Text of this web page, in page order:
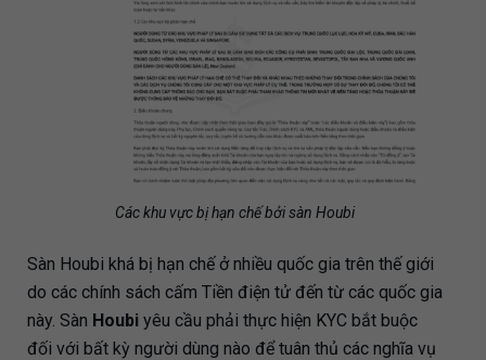
Các khu vực bị hạn chế bởi sàn Houbi
Sàn Houbi khá bị hạn chế ở nhiều quốc gia trên thế giới
do các chính sách cấm Tiền điện tử đến từ các quốc gia
này. Sàn Houbi yêu cầu phải thực hiện KYC bắt buộc
đối với bất kỳ người dùng nào để tuân thủ các nghĩa vụ